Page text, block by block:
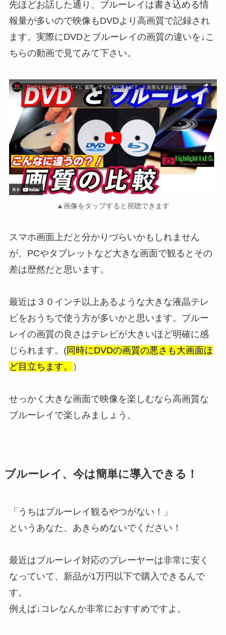
先ほどお話した通り、ブルーレイは書き込める情
報量が多いので映像もDVDより高画質で記録され
ます。実際にDVDとブルーレイの画質の違いを↓こ
ちらの動画で見てみて下さい。
▲画像をタップすると視聴できます
スマホ画面上だと分かりづらいかもしれません
が、PCやタブレットなど大きな画面で観るとその
差は歴然だと思います。
最近は３０インチ以上あるような大きな液晶テレ
ビをおうちで使う方が多いかと思います。ブルー
レイの画質の良さはテレビが大きいほど明確に感
じられます。(同時にDVDの画質の悪さも大画面ほ
ど目立ちます。
）
せっかく大きな画面で映像を楽しむなら高画質な
ブルーレイで楽しみましょう。
ブルーレイ、今は簡単に導入できる！
「うちはブルーレイ観るやつがない！」
というあなた、あきらめないでください！
最近はブルーレイ対応のプレーヤーは非常に安く
なっていて、新品が1万円以下で購入できるんで
す。
例えば↓コレなんか非常におすすめですよ。